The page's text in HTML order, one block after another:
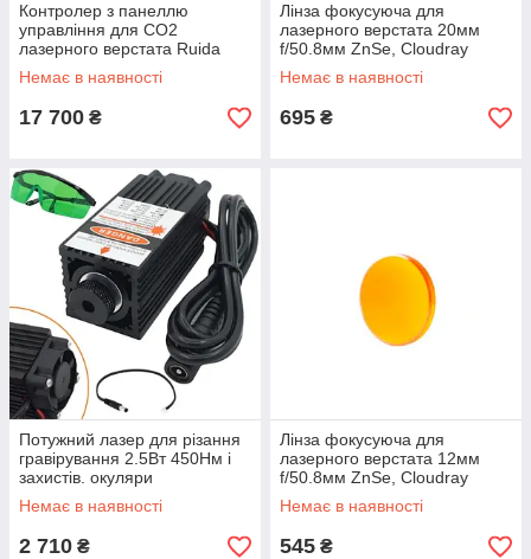
Контролер з панеллю
управління для CO2
лазерного верстата Ruida
RDC6445G
Немає в наявності
17 700 ₴
Лінза фокусуюча для
лазерного верстата 20мм
f/50.8мм ZnSe, Cloudray
Немає в наявності
695 ₴
Потужний лазер для різання
гравірування 2.5Вт 450Нм і
захистів. окуляри
Немає в наявності
2 710 ₴
Лінза фокусуюча для
лазерного верстата 12мм
f/50.8мм ZnSe, Cloudray
Немає в наявності
545 ₴